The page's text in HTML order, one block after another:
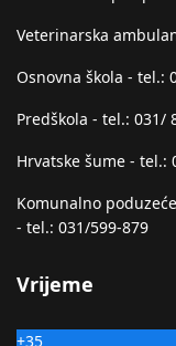
Veterinarska
Osnovna škola - tel.:
Predškola - tel.: 031/
Hrvatske šume - tel.:
Komunalno
- tel.: 031/599-879
Vrijeme
+35